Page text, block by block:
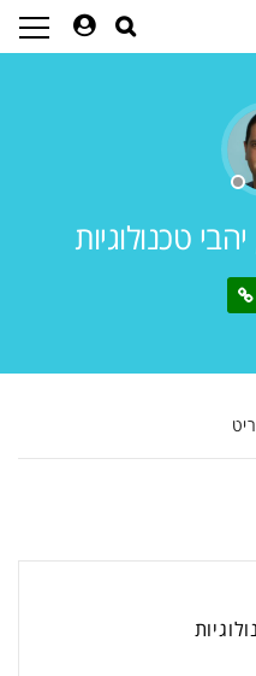
טכנולוגיות